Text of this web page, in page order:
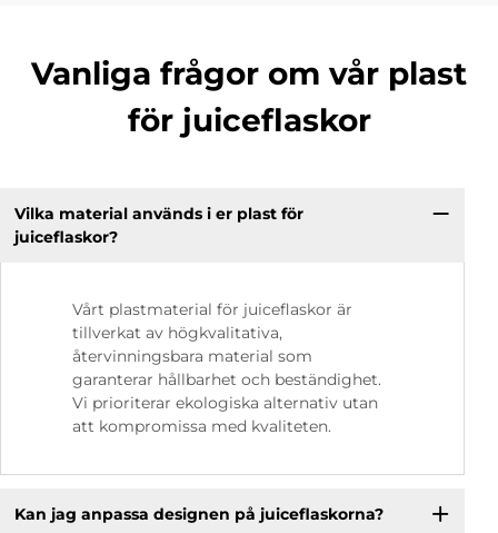
Vanliga frågor om vår plast
för juiceflaskor
Vilka material används i er plast för
juiceflaskor?
Vårt plastmaterial för juiceflaskor är
tillverkat av högkvalitativa,
återvinningsbara material som
garanterar hållbarhet och beständighet.
Vi prioriterar ekologiska alternativ utan
att kompromissa med kvaliteten.
Kan jag anpassa designen på juiceflaskorna?